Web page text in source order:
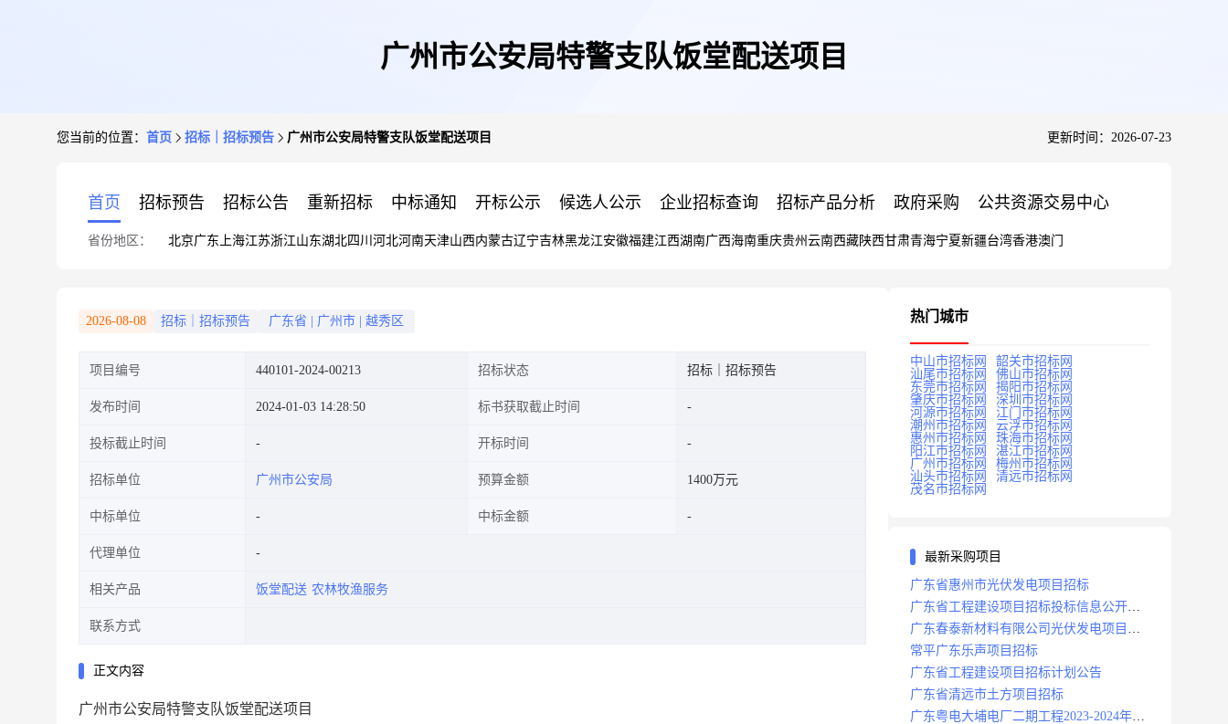
广州市公安局特警支队饭堂配送项目
您当前的位置： 首页 招标｜招标预告 广州市公安局特警支队饭堂配送项目 更新时间：2026-07-23
首页 招标预告 招标公告 重新招标 中标通知 开标公示 候选人公示 企业招标查询 招标产品分析 政府采购 公共资源交易中心
省份地区： 北京广东 上海江苏浙江山东湖北四川 河北河南天津山西内蒙古辽宁吉林黑龙江安徽福建江西湖南广西海南重庆贵州 云南西藏陕西甘肃青海宁夏新疆台湾香港澳门
2026-08-08 招标｜招标预告 广东省 广州市 越秀区
项目编号 440101-2024-00213 招标状态 招标｜招标预告
发布时间 2024-01-03 14:28:50 标书获取截止时间
投标截止时间 开标时间
招标单位 广州市公安局 预算金额 1400万元
中标单位 中标金额
代理单位
相关产品 饭堂配送 农林牧渔服务
联系方式
正文内容
广州市公安局特警支队饭堂配送项目
热门城市
中山市招标网
韶关市招标网
汕尾市招标网
佛山市招标网
东莞市招标网
揭阳市招标网
肇庆市招标网
深圳市招标网
河源市招标网
江门市招标网
潮州市招标网
云浮市招标网
惠州市招标网
珠海市招标网
阳江市招标网
湛江市招标网
广州市招标网
梅州市招标网
汕头市招标网
清远市招标网
茂名市招标网
最新采购项目
广东省惠州市光伏发电项目招标
广东省工程建设项目招标投标信息公开目
录
广东春泰新材料有限公司光伏发电项目招
标
常平广东乐声项目招标
广东省工程建设项目招标计划公告
广东省清远市土方项目招标
广东粤电大埔电厂二期工程2023-2024年度